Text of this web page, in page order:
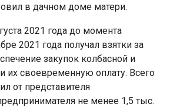
в дачном доме матери.
2021 года до момента
2021 года получал взятки за
закупок колбасной и
их своевременную оплату. Всего
от представителя
не менее 1,5 тыс.